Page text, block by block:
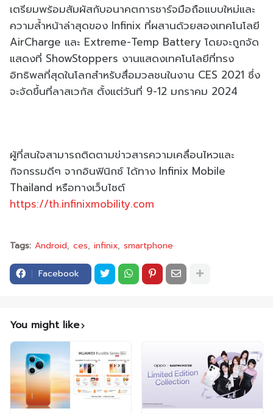
เตรียมพร้อมสัมผัสกับอนาคตการชาร์จมือถือแบบใหม่และ
ความล้ำหน้าล่าสุดของ Infinix ที่ผสานด้วยสองเทคโนโลยี
AirCharge และ Extreme-Temp Battery โดยจะถูกจัด
แสดงที่ ShowStoppers งานแสดงเทคโนโลยีที่ทรง
อิทธิพลที่สุดในโลกสำหรับสื่อมวลชนในงาน CES 2021 ซึ่ง
จะจัดขึ้นที่ลาสเวกัส ตั้งแต่วันที่ 9-12 มกราคม 2024
ผู้ที่สนใจสามารถติดตามข่าวสารความเคลื่อนไหวและ
กิจกรรมดีๆ จากอินฟินิกซ์ ได้ทาง Infinix Mobile
Thailand หรือทางเว็บไซต์
https://th.infinixmobility.com
Tags: Android ces infinix smartphone
Facebook
You might like